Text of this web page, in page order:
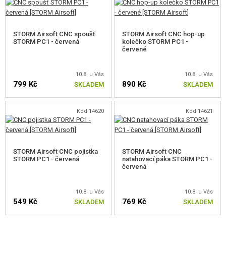
Vyladěná již z krabice.
Jednoduché (bez demontáže) a přesné nastavení hop-upu.
Snadné a rychlé nastavení výkonu.
Kompatibilita se zásobníkem a gumičkou VSR-10.
Pro dosažený maximálního a konzistentního výkonu je třeba trocha cviku s
Stejně tak je třeba správně vkládat zásobník, aby nedocházelo k
Vkládá se do šachty nejprve stranou k patce pažby, poté se dotlačí přední
část až zásobník zacvakne a palcem se posune vpřed.
STORM Airsoft CNC spoušť
STORM PC1 - červená
10.8. u Vás
799 Kč SKLADEM
STORM Airsoft CNC hop-up
kolečko STORM PC1 -
červené
10.8. u Vás
890 Kč SKLADEM
Kód 14620
STORM Airsoft CNC pojistka
STORM PC1 - červená
10.8. u Vás
549 Kč SKLADEM
Kód 14621
STORM Airsoft CNC
natahovací páka STORM PC1 -
červená
10.8. u Vás
769 Kč SKLADEM